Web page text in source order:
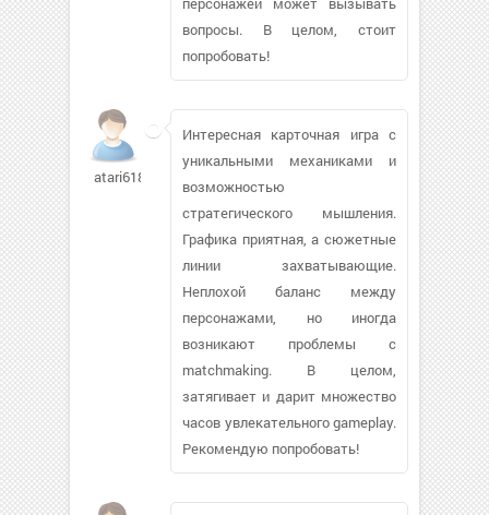
вопросы. В целом, стоит
попробовать!
atari61885650
Интересная карточная игра с
уникальными механиками и
возможностью
стратегического мышления.
Графика приятная, а сюжетные
линии захватывающие.
Неплохой баланс между
персонажами, но иногда
возникают проблемы с
matchmaking. В целом,
затягивает и дарит множество
часов увлекательного gameplay.
Рекомендую попробовать!